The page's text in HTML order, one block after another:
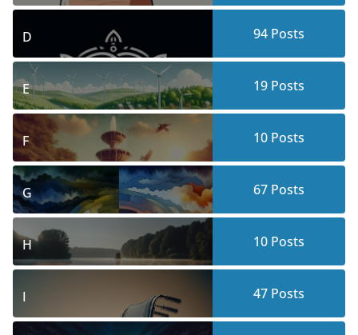
D 94Posts
E 19Posts
F 10Posts
G 67Posts
H 10Posts
I 47Posts